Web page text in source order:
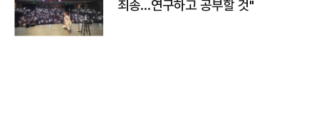
죄송…연구하고 공부할 것"